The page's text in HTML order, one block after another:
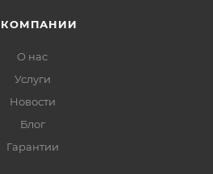
О нас
Услуги
Новости
Блог
Гарантии